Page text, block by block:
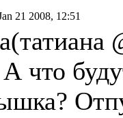
21 2008, 12:51
что